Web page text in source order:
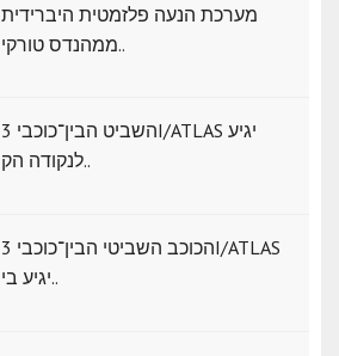
מערכת הנעה פלזמטית היברידית
ממהנדס טורקי..
השביט הבין־כוכבי 3I/ATLAS יגיע
לנקודה הק..
הכוכב השביטי הבין־כוכבי 3I/ATLAS
יגיע בי..